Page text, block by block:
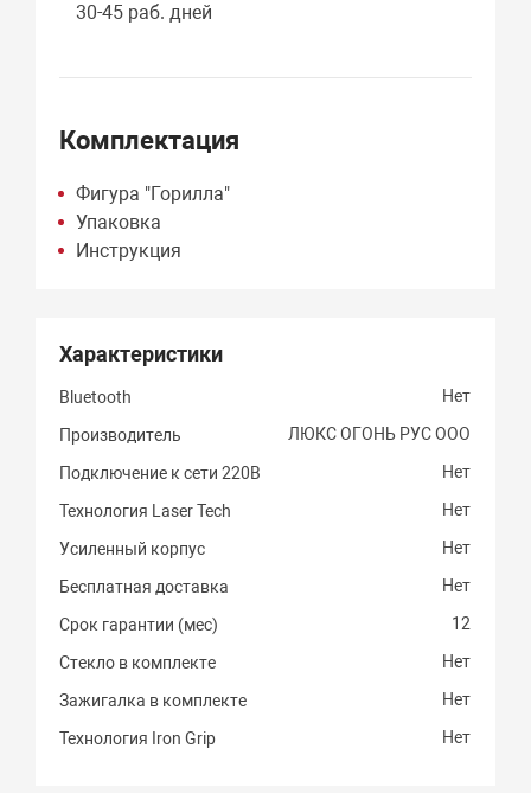
30-45 раб. дней
Комплектация
Фигура "Горилла"
Упаковка
Инструкция
Характеристики
Bluetooth Нет
Производитель ЛЮКС ОГОНЬ РУС ООО
Подключение к сети 220В Нет
Технология Laser Tech Нет
Усиленный корпус Нет
Бесплатная доставка Нет
Срок гарантии (мес) 12
Стекло в комплекте Нет
Зажигалка в комплекте Нет
Технология Iron Grip Нет